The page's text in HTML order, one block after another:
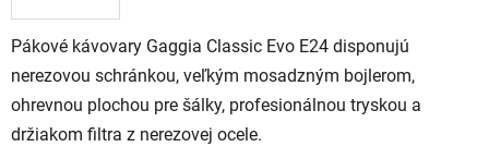
Pákové kávovary Gaggia Classic Evo E24 disponujú
nerezovou schránkou, veľkým mosadzným bojlerom,
ohrevnou plochou pre šálky, profesionálnou tryskou a
držiakom filtra z nerezovej ocele.